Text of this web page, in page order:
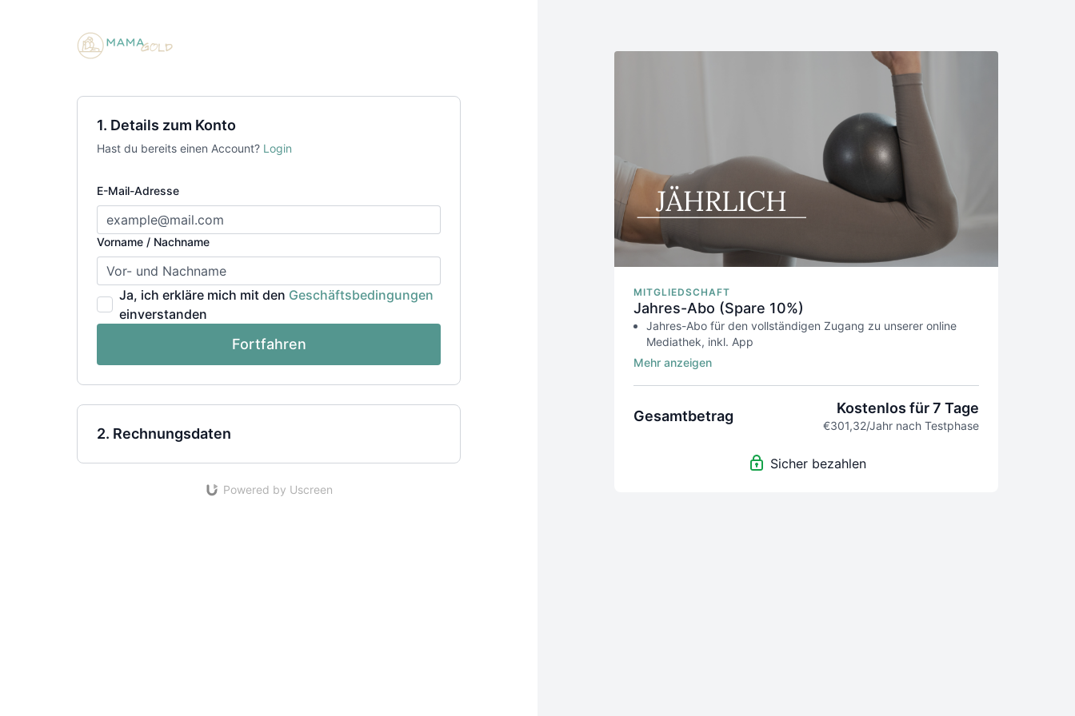
1. Details zum Konto
Hast du bereits einen Account? Login
E-Mail-Adresse
Vorname / Nachname
Ja, ich erkläre mich mit den Geschäftsbedingungen
einverstanden
Fortfahren
2. Rechnungsdaten
Powered by Uscreen
MITGLIEDSCHAFT
Jahres-Abo (Spare 10%)
Jahres-Abo für den vollständigen Zugang zu unserer online
Mediathek, inkl. App
Laufzeit 1 Jahr, verlängert sich automatisch um ein weiteres
Jahr nach Laufzeitende
Zugang zu unserer exklusiven Community
Das Abo kann bis 4 Wochen vor Laufzeitende gekündigt
Das Abo kann pausiert werden
Die Nutzung der Videos erfolgt in eigener Verantwortung
Gesamtbetrag Kostenlos für 7 Tage
€301,32/Jahr nach Testphase
Sicher bezahlen